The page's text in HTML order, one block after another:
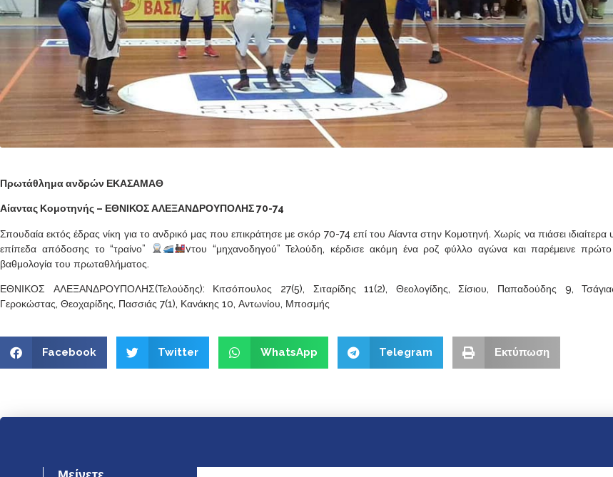
Πρωτάθλημα ανδρών ΕΚΑΣΑΜΑΘ
Αίαντας Κομοτηνής – ΕΘΝΙΚΟΣ ΑΛΕΞΑΝΔΡΟΥΠΟΛΗΣ 70-74
Σπουδαία εκτός έδρας νίκη για το ανδρικό μας που επικράτησε με σκόρ 70-74 επί του Αίαντα στην Κομοτηνή. Χωρίς να πιάσει ιδιαίτερα
επίπεδα απόδοσης το “τραίνο”
vτου “μηχανοδηγού” Τελούδη, κέρδισε ακόμη ένα ροζ φύλλο αγώνα και παρέμεινε
βαθμολογία του πρωταθλήματος.
ΕΘΝΙΚΟΣ ΑΛΕΞΑΝΔΡΟΥΠΟΛΗΣ(Τελούδης): Κιτσόπουλος 27(5), Σιταρίδης 11(2), Θεολογίδης, Σίσιου, Παπαδούδης 9,
Γεροκώστας, Θεοχαρίδης, Πασσιάς 7(1), Κανάκης 10, Αντωνίου, Μποσμής
Facebook Twitter WhatsApp Telegram Εκτύπωση